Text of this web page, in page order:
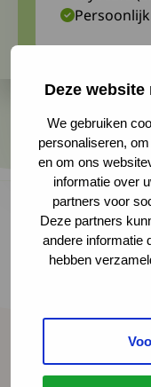
Deze
We gebruiken
personaliseren,
en om ons
informatie over
partners voor
Deze partners
andere informatie
hebben
De Euro-HSP
verzet. Hierbij
Spierziekten